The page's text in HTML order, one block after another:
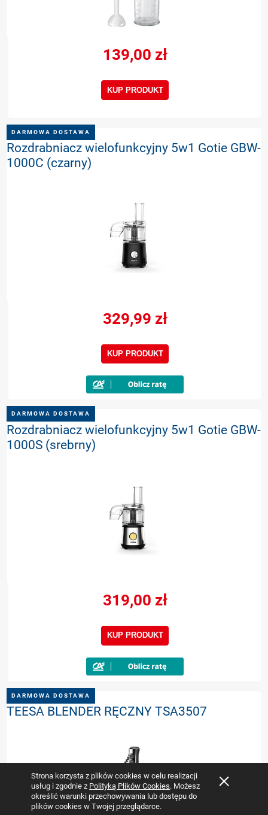
Strona korzysta z plików cookies w celu realizacji
usług i zgodnie z Polityką Plików Cookies. Możesz
określić warunki przechowywania lub dostępu do
plików cookies w Twojej przeglądarce.
139,00 zł
KUP PRODUKT
Rozdrabniacz wielofunkcyjny 5w1 Gotie GBW-
1000C (czarny)
329,99 zł
KUP PRODUKT
DARMOWA DOSTAWA
Rozdrabniacz wielofunkcyjny 5w1 Gotie GBW-
1000S (srebrny)
319,00 zł
KUP PRODUKT
DARMOWA DOSTAWA
TEESA BLENDER RĘCZNY TSA3507
DARMOWA DOSTAWA